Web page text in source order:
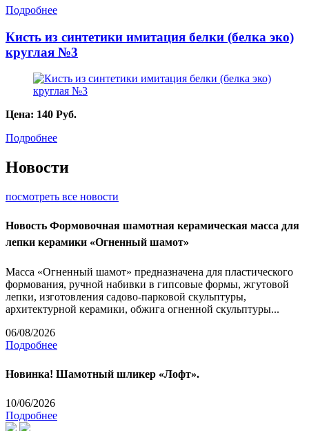
Подробнее
Кисть из синтетики имитация белки (белка эко)
круглая №3
Цена: 140 Руб.
Подробнее
Новости
посмотреть все новости
Новость Формовочная шамотная керамическая масса для
лепки керамики «Огненный шамот»
Масса «Огненный шамот» предназначена для пластического
формования, ручной набивки в гипсовые формы, жгутовой
лепки, изготовления садово-парковой скульптуры,
архитектурной керамики, обжига огненной скульптуры...
06/08/2026
Подробнее
Новинка! Шамотный шликер «Лофт».
10/06/2026
Подробнее